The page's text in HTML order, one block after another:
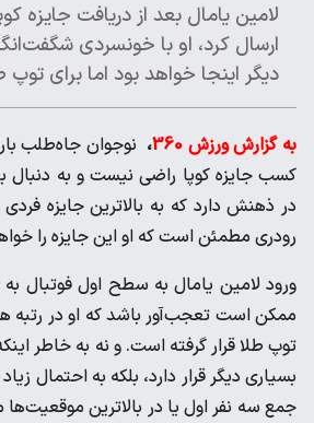
لامین یامال بعد از دریافت جایزه
ارسال کرد، او با خونسردی
دیگر اینجا خواهد بود اما برای توپ
به گزارش ورزش 360 ، نوجوان جاه‌طلب
کسب جایزه کوپا راضی نیست و به دنبال
در ذهنش دارد که به بالاترین جایزه
رودری مطمئن است که او این جایزه را
ورود لامین یامال به سطح اول فوتبال
ممکن است تعجب‌آور باشد که او در رتبه
توپ طلا قرار گرفته است. و نه به خاطر
بسیاری دیگر قرار دارد، بلکه به احتمال